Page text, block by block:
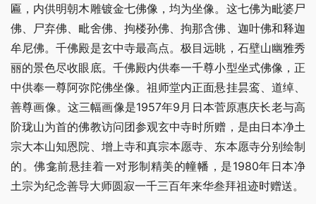
匾，内供明朝木雕镀金七佛像，均为坐像。这七佛为毗婆尸
佛、尸弃佛、毗舍佛、拘楼孙佛、拘那含佛、迦叶佛和释迦
牟尼佛。千佛殿是玄中寺最高点。极目远眺，石壁山幽雅秀
丽的景色尽收眼底。千佛殿内供奉一千尊小型坐式佛像，正
中供奉一尊阿弥陀佛坐像。祖师堂内正面悬挂昙鸾、道绰、
善尊画像。这三幅画像是1957年9月日本菅原惠庆长老与高
阶珑山为首的佛教访问团参观玄中寺时所赠，是由日本净土
宗大本山知恩院、增上寺和真宗本愿寺、东本愿寺分别绘制
的。佛龛前悬挂着一对形制精美的幢幡，是1980年日本净
土宗为纪念善导大师圆寂一千三百年来华叁拜祖迹时赠送。